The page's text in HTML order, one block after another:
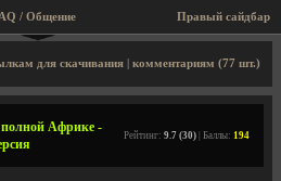
Правый сайдбар
/ Общение
игры, скриншоты, видео
для скачивания комментариям (77 шт.)
Африке -
Рейтинг: 9.7 (30) | Баллы: 194